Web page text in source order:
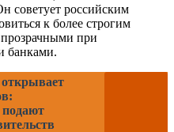
советует российским
к более строгим
при
банками.